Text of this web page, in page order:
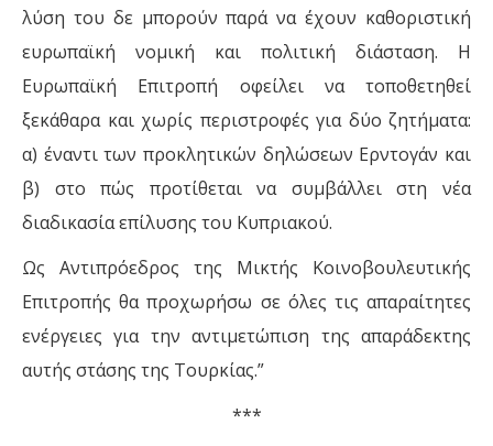
λύση του δε μπορούν παρά να έχουν καθοριστική
ευρωπαϊκή νομική και πολιτική διάσταση. Η
Ευρωπαϊκή Επιτροπή οφείλει να τοποθετηθεί
ξεκάθαρα και χωρίς περιστροφές για δύο ζητήματα:
α) έναντι των προκλητικών δηλώσεων Ερντογάν και
β) στο πώς προτίθεται να συμβάλλει στη νέα
διαδικασία επίλυσης του Κυπριακού.
Ως Αντιπρόεδρος της Μικτής Κοινοβουλευτικής
Επιτροπής θα προχωρήσω σε όλες τις απαραίτητες
ενέργειες για την αντιμετώπιση της απαράδεκτης
αυτής στάσης της Τουρκίας.”
***